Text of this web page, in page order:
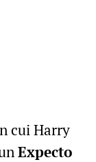
cui Harry
Expecto